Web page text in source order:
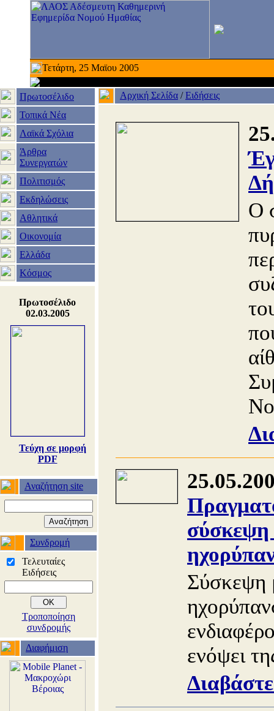
Τετάρτη, 25 Μαϊου 2005
Πρωτοσέλιδο
Τοπικά Νέα
Λαϊκά Σχόλια
Άρθρα
Συνεργατών
Πολιτισμός
Εκδηλώσεις
Αθλητικά
Οικονομία
Ελλάδα
Κόσμος
Πρωτοσέλιδο
02.03.2005
Τεύχη σε μορφή
PDF
Αναζήτηση site
Συνδρομή
Τελευταίες
Ειδήσεις
Τροποποίηση
συνδρομής
Διαφήμιση
Αρχική Σελίδα /Ειδήσεις
Ο
σύσκεψη
Σύσκεψη
ενόψει